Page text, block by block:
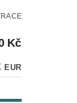
EUR
Kč